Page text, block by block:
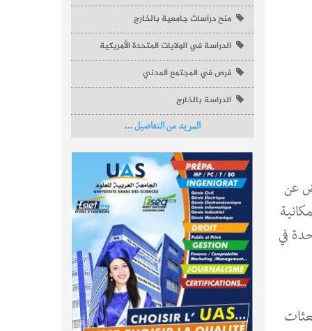
عن
في
منح دراسات جامعية بالخارج
الدراسة في الولايات المتحدة الأمريكية
فرص في المجتمع المدني
الدراسة بالخارج
المزيد من التفاصيل ...